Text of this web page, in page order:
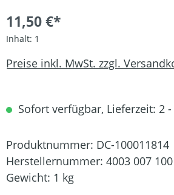
11,50 €*
Inhalt: 1
Preise inkl. MwSt. zzgl.
Sofort verfügbar, Lieferzeit: 2 -
Produktnummer: DC-100011814
Herstellernummer: 4003 007
Gewicht: 1 kg